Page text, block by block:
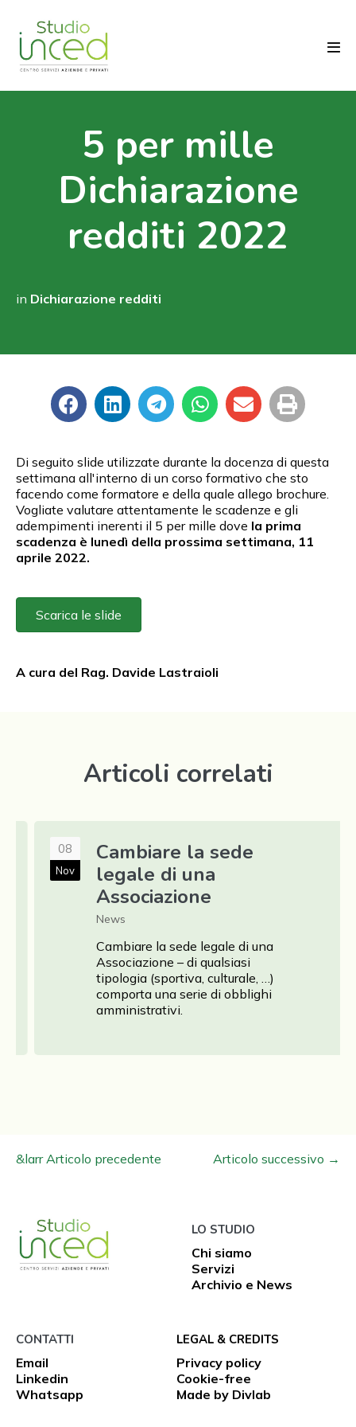
contenuto
5 per mille
Dichiarazione
redditi 2022
in Dichiarazione redditi
Di seguito slide utilizzate durante la docenza di questa
settimana all'interno di un corso formativo che sto
facendo come formatore e della quale allego brochure.
Vogliate valutare attentamente le scadenze e gli
adempimenti inerenti il 5 per mille dove la prima
scadenza è lunedì della prossima settimana, 11
aprile 2022.
Scarica le slide
A cura del Rag. Davide Lastraioli
Articoli correlati
08
Nov
Cambiare la sede
legale di una
Associazione
News
Cambiare la sede legale di una
Associazione – di qualsiasi
tipologia (sportiva, culturale, …)
comporta una serie di obblighi
amministrativi.
Navigazione
&larr Articolo precedente Articolo successivo →
LO STUDIO
Chi siamo
Servizi
Archivio e News
CONTATTI
Email
Linkedin
Whatsapp
LEGAL & CREDITS
Privacy policy
Cookie-free
Made by Divlab